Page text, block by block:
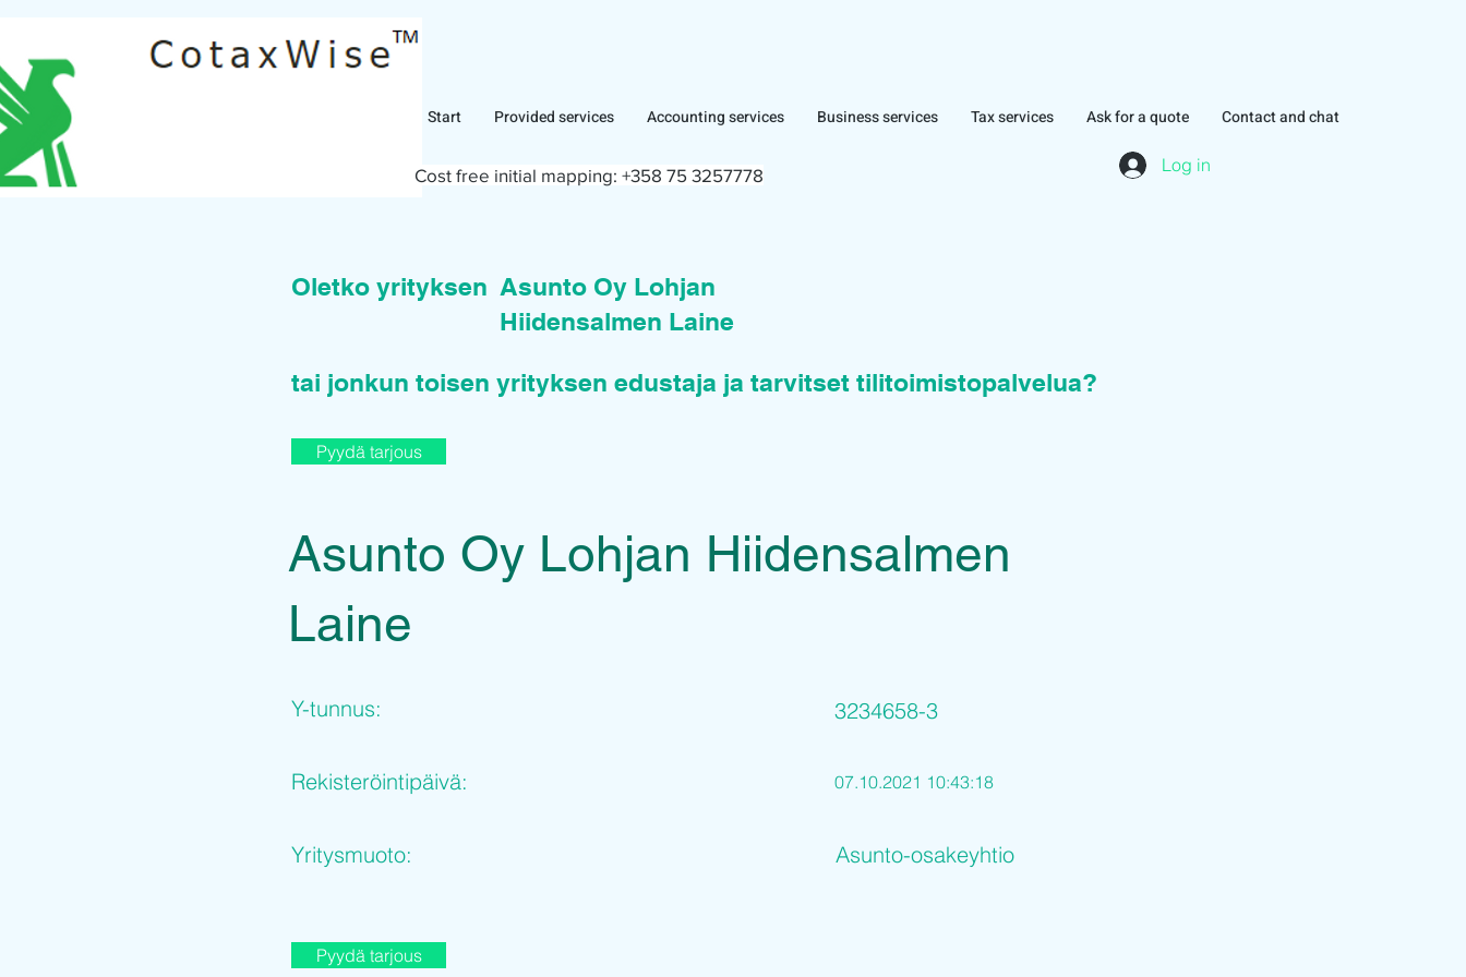
Start Provided services Accounting services Business services Tax services Ask for a quote Contact and chat
Log in
Cost free initial mapping: +358 75 3257778
Oletko yrityksen Asunto Oy Lohjan
Hiidensalmen Laine
tai jonkun toisen yrityksen edustaja ja tarvitset tilitoimistopalvelua?
Pyydä tarjous
Asunto Oy Lohjan Hiidensalmen
Laine
Y-tunnus:
Rekisteröintipäivä:
Yritysmuoto:
3234658-3
07.10.2021 10:43:18
Asunto-osakeyhtio
Pyydä tarjous